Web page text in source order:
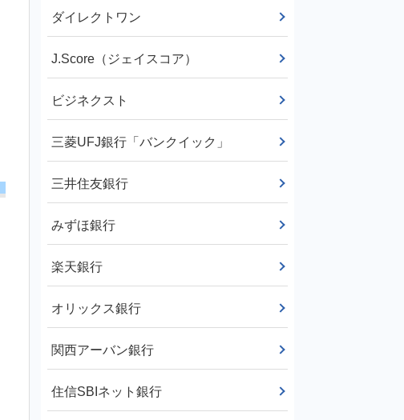
ダイレクトワン
J.Score（ジェイスコア）
ビジネクスト
三菱UFJ銀行「バンクイック」
三井住友銀行
みずほ銀行
楽天銀行
オリックス銀行
関西アーバン銀行
住信SBIネット銀行